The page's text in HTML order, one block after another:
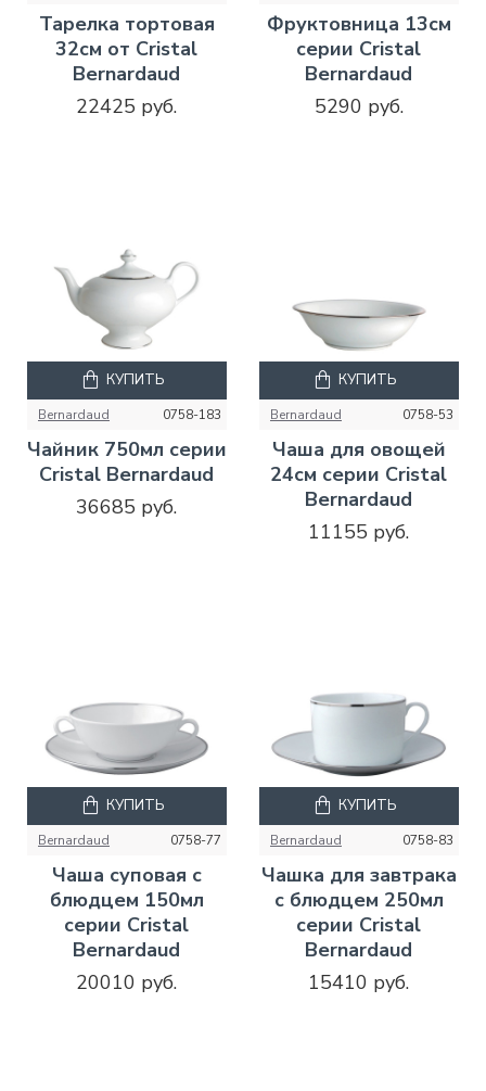
Тарелка тортовая
32см от Cristal
Bernardaud
22425 руб.
Фруктовница 13см
серии Cristal
Bernardaud
5290 руб.
Bernardaud 0758-183
Чайник 750мл серии
Cristal Bernardaud
36685 руб.
КУПИТЬ
Bernardaud 0758-53
Чаша для овощей
24см серии Cristal
Bernardaud
11155 руб.
КУПИТЬ
Bernardaud 0758-77
Чаша суповая с
блюдцем 150мл
серии Cristal
Bernardaud
20010 руб.
КУПИТЬ
Bernardaud 0758-83
Чашка для завтрака
с блюдцем 250мл
серии Cristal
Bernardaud
15410 руб.
КУПИТЬ